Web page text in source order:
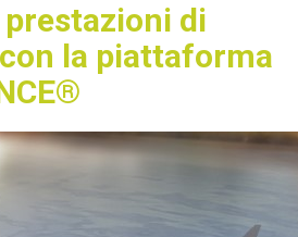
di
la piattaforma